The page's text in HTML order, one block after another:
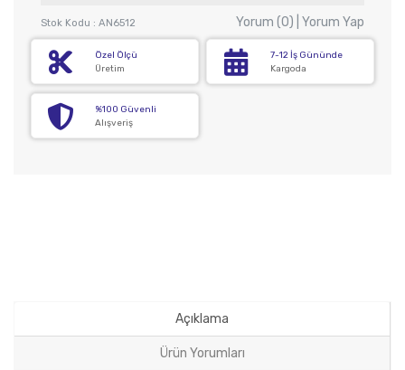
Stok Kodu : AN6512 Yorum (0) | Yorum Yap
Özel Ölçü
Üretim
7-12 İş Gününde
Kargoda
%100 Güvenli
Alışveriş
Açıklama
Ürün Yorumları